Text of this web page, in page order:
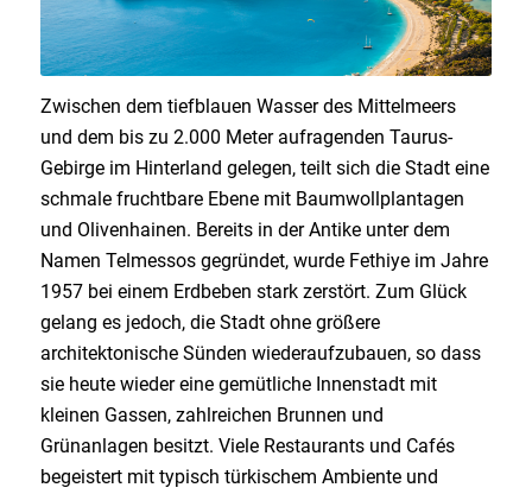
Zwischen dem tiefblauen Wasser des Mittelmeers
und dem bis zu 2.000 Meter aufragenden Taurus-
Gebirge im Hinterland gelegen, teilt sich die Stadt eine
schmale fruchtbare Ebene mit Baumwollplantagen
und Olivenhainen. Bereits in der Antike unter dem
Namen Telmessos gegründet, wurde Fethiye im Jahre
1957 bei einem Erdbeben stark zerstört. Zum Glück
gelang es jedoch, die Stadt ohne größere
architektonische Sünden wiederaufzubauen, so dass
sie heute wieder eine gemütliche Innenstadt mit
kleinen Gassen, zahlreichen Brunnen und
Grünanlagen besitzt. Viele Restaurants und Cafés
begeistert mit typisch türkischem Ambiente und